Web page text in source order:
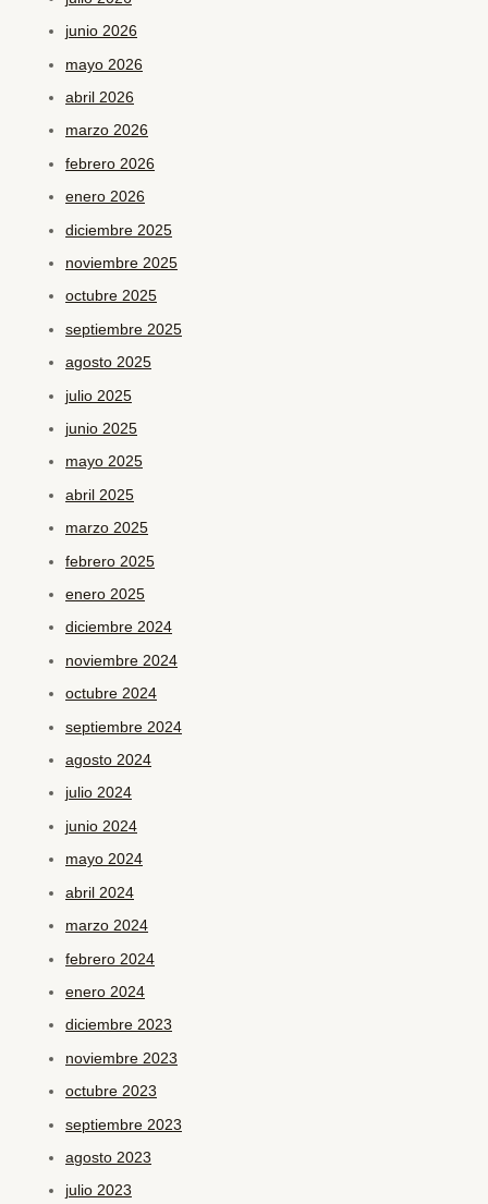
junio 2026
mayo 2026
abril 2026
marzo 2026
febrero 2026
enero 2026
diciembre 2025
noviembre 2025
octubre 2025
septiembre 2025
agosto 2025
julio 2025
junio 2025
mayo 2025
abril 2025
marzo 2025
febrero 2025
enero 2025
diciembre 2024
noviembre 2024
octubre 2024
septiembre 2024
agosto 2024
julio 2024
junio 2024
mayo 2024
abril 2024
marzo 2024
febrero 2024
enero 2024
diciembre 2023
noviembre 2023
octubre 2023
septiembre 2023
agosto 2023
julio 2023